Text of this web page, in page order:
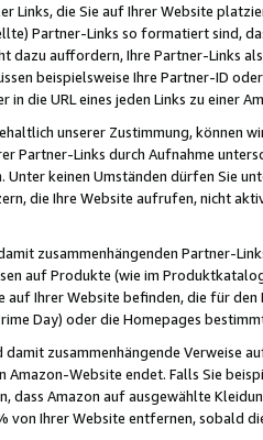
Links, die Sie auf Ihrer Website
Partner-Links so formatiert sind,
dazu auffordern, Ihre Partner-Links
beispielsweise Ihre Partner-ID
in die URL eines jeden Links zu einer
unserer Zustimmung, können
Partner-Links durch Aufnahme
Unter keinen Umständen dürfen Sie
die Ihre Website aufrufen, nicht
zusammenhängenden Partner-
auf Produkte (wie im
auf Ihrer Website befinden, die für
Day) oder die Homepages
damit zusammenhängende
Website endet. Falls Sie
dass Amazon auf ausgewählte
von Ihrer Website entfernen, sobald